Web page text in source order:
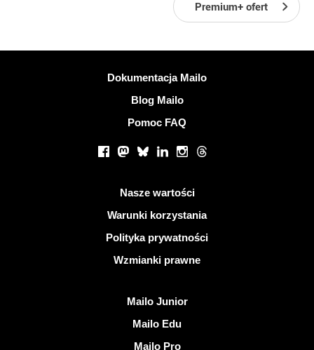
Premium+ ofert
Dokumentacja Mailo
Blog Mailo
Pomoc FAQ
Facebook
Mastodon
BlueskyLinkedInInstagram
Threads
Nasze wartości
Warunki korzystania
Polityka prywatności
Wzmianki prawne
Mailo Junior
Mailo Edu
Mailo Pro